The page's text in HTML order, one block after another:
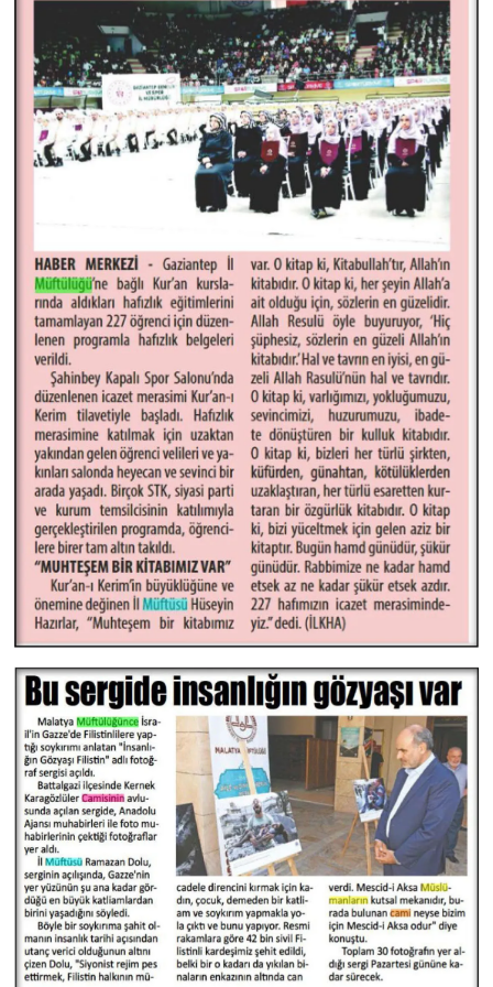
Gümüşhane Müftülüğü
Hakkari Müftülüğü
Hatay Müftülüğü
Iğdır Müftülüğü
İstanbul Müftülüğü
İzmir Müftülüğü
Kahramanmaraş Müftülüğü
Karabük Müftülüğü
Karaman Müftülüğü
Kars Müftülüğü
Kastamonu Müftülüğü
Kayseri Müftülüğü
Kilis Müftülüğü
Kırıkkale Müftülüğü
Kırklareli Müftülüğü
Kırşehir Müftülüğü
Kocaeli Müftülüğü